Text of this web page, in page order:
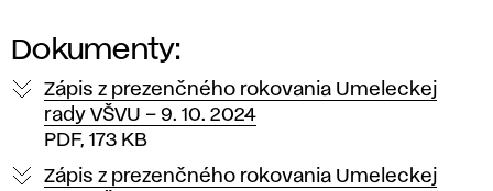
Dokumenty:
Zápis z prezenčného rokovania Umeleckej
rady VŠVU – 9. 10. 2024
PDF, 173 KB
Zápis z prezenčného rokovania Umeleckej